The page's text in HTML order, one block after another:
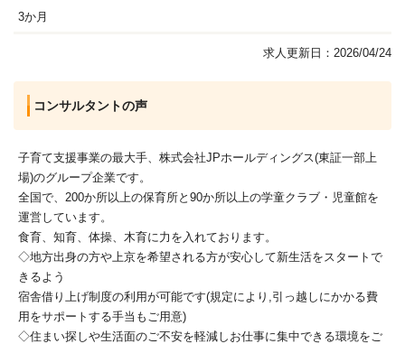
3か月
求人更新日：2026/04/24
コンサルタントの声
子育て支援事業の最大手、株式会社JPホールディングス(東証一部上
場)のグループ企業です。
全国で、200か所以上の保育所と90か所以上の学童クラブ・児童館を
運営しています。
食育、知育、体操、木育に力を入れております。
◇地方出身の方や上京を希望される方が安心して新生活をスタートで
きるよう
宿舎借り上げ制度の利用が可能です(規定により,引っ越しにかかる費
用をサポートする手当もご用意)
◇住まい探しや生活面のご不安を軽減しお仕事に集中できる環境をご